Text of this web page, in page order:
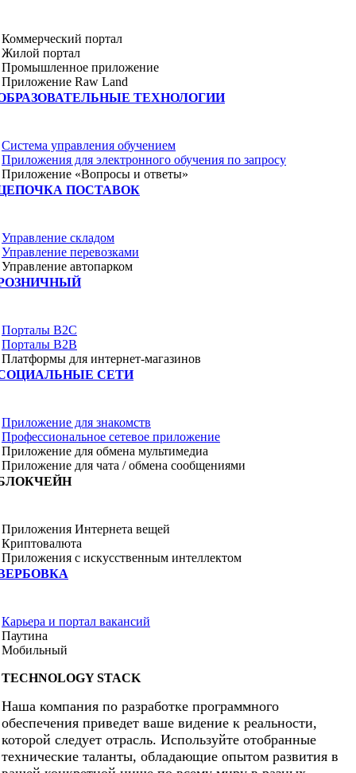
Коммерческий портал
Жилой портал
Промышленное приложение
Приложение Raw Land
ТЕХНОЛОГИИ
Система управления обучением
Приложения для электронного обучения по запросу
Приложение «Вопросы и ответы»
ПОСТАВОК
Управление складом
Управление перевозками
Управление автопарком
Порталы B2C
Порталы B2B
Платформы для интернет-магазинов
СЕТИ
Приложение для знакомств
Профессиональное сетевое приложение
Приложение для обмена мультимедиа
Приложение для чата / обмена сообщениями
Приложения Интернета вещей
Криптовалюта
Приложения с искусственным интеллектом
Карьера и портал вакансий
Паутина
Мобильный
TECHNOLOGY STACK
Наша компания по разработке программного
обеспечения приведет ваше видение к реальности,
которой следует отрасль. Используйте отобранные
технические таланты, обладающие опытом развития в